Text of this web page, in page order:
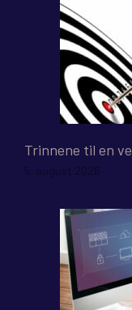
Trinnene til en
5. august 2026